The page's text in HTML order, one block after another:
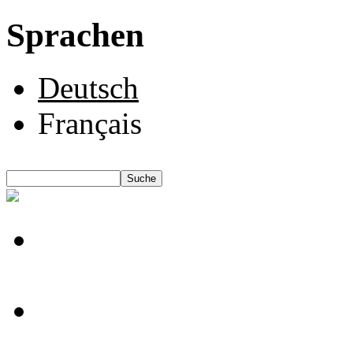
Sprachen
Deutsch
Français